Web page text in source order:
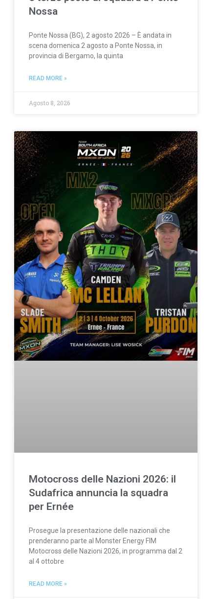
Nossa
Ponte Nossa (BG), 2 agosto 2026 – È andata in
scena domenica 2 agosto a Ponte Nossa, in
provincia di Bergamo, la quinta
READ MORE »
Agosto 8, 2026
Motocross delle Nazioni 2026: il
Sudafrica annuncia la squadra
per Ernée
Prosegue la presentazione delle nazionali che
prenderanno parte al Monster Energy FIM
Motocross delle Nazioni 2026, in programma dal 2
al 4 ottobre
READ MORE »